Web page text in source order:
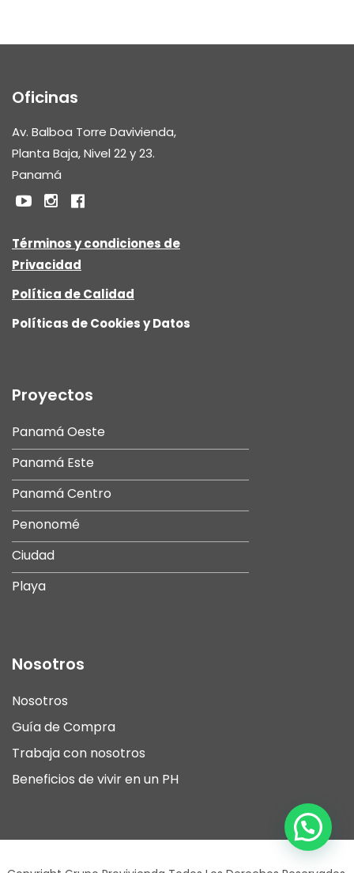
Oficinas
Av. Balboa Torre Davivienda,
Planta Baja, Nivel 22 y 23.
Panamá
Términos y condiciones de
Privacidad
Política de Calidad
Políticas de Cookies y Datos
Proyectos
Panamá Oeste
Panamá Este
Panamá Centro
Penonomé
Ciudad
Playa
Nosotros
Nosotros
Guía de Compra
Trabaja con nosotros
Beneficios de vivir en un PH